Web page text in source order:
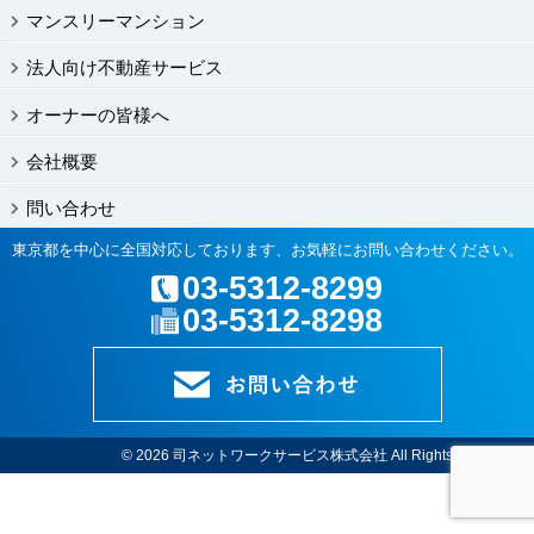
マンスリーマンション
法人向け不動産サービス
オーナーの皆様へ
会社概要
問い合わせ
東京都を中心に全国対応しております、お気軽にお問い合わせください。
03-5312-8299
03-5312-8298
© 2026司ネットワークサービス株式会社 All Rights Reserved.